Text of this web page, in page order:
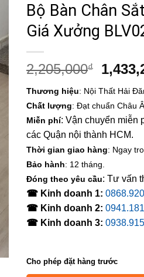
Bộ Bàn Chân
Giá Xưởng
2,205,000₫
Giá
là:
Thương hiệu: Nội Thất Hải
Chất lượng: Đạt chuẩn Châu
Miễn phí: Vận chuyển miễn
các Quận nội thành HCM.
Thời gian giao hàng: Ngay
Bảo hành: 12 tháng.
Đóng theo yêu cầu: Tư vấn
☎ Kinh doanh 1:
☎ Kinh doanh 2:
☎ Kinh doanh 3:
Cho phép đặt hàng trước